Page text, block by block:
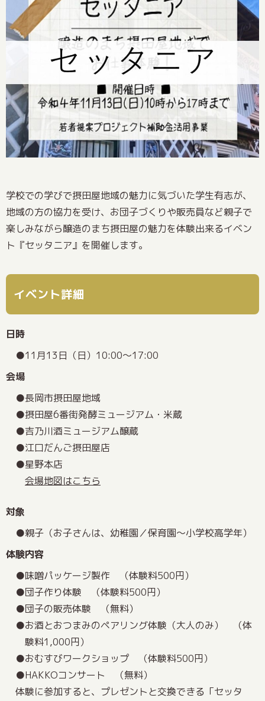
学校での学びで摂田屋地域の魅力に気づいた学生有志が、
地域の方の協力を受け、お団子づくりや販売員など親子で
楽しみながら醸造のまち摂田屋の魅力を体験出来るイベン
ト『セッタニア』を開催します。
イベント詳細
日時
11月13日（日）10:00～17:00
会場
長岡市摂田屋地域
摂田屋6番街発酵ミュージアム・米蔵
吉乃川酒ミュージアム醸蔵
江口だんご摂田屋店
星野本店
会場地図はこちら
対象
親子（お子さんは、幼稚園／保育園～小学校高学年）
体験内容
味噌パッケージ製作 （体験料500円）
団子作り体験 （体験料500円）
団子の販売体験 （無料）
お酒とおつまみのペアリング体験（大人のみ） （体
験料1,000円）
おむすびワークショップ （体験料500円）
HAKKOコンサート （無料）
体験に参加すると、プレゼントと交換できる「セッタ